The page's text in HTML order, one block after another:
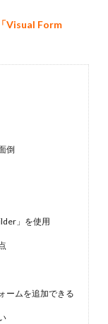
「Visual Form
倒
」を使用
ームを追加できる